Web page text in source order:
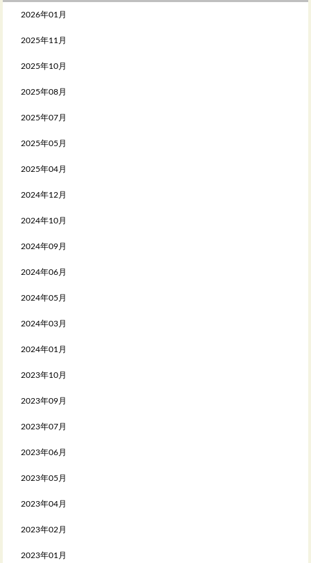
2026年01月
2025年11月
2025年10月
2025年08月
2025年07月
2025年05月
2025年04月
2024年12月
2024年10月
2024年09月
2024年06月
2024年05月
2024年03月
2024年01月
2023年10月
2023年09月
2023年07月
2023年06月
2023年05月
2023年04月
2023年02月
2023年01月